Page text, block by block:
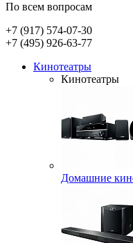
По всем вопросам
+7 (917) 574-07-30
+7 (495) 926-63-77
Кинотеатры
Кинотеатры
Домашние